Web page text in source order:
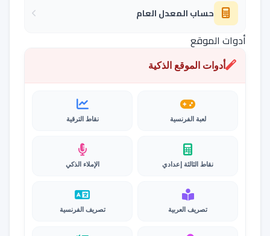
حساب المعدل العام
أدوات الموقع
أدوات الموقع الذكية
لعبة الفرنسية نقاط الترقية
نقاط الثالثة إعدادي الإملاء الذكي
تصريف العربية تصريف الفرنسية